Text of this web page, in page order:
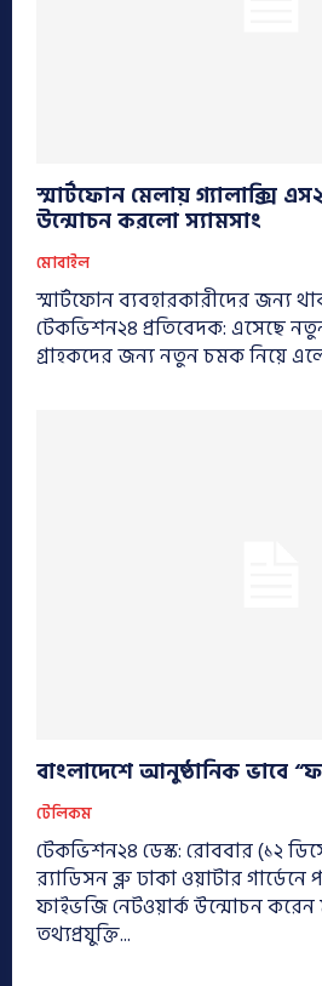
স্মার্টফোন মেলায় গ্যালাক্সি
উন্মোচন করলো স্যামসাং
মোবাইল
স্মার্টফোন ব্যবহারকারীদের জন্য
টেকভিশন২৪ প্রতিবেদক: এসেছে
গ্রাহকদের জন্য নতুন চমক নিয়ে
বাংলাদেশে আনুষ্ঠানিক ভাবে
টেলিকম
টেকভিশন২৪ ডেস্ক: রোববার (১২
র‌্যাডিসন ব্লু ঢাকা ওয়াটার
ফাইভজি নেটওয়ার্ক উন্মোচন করেন
তথ্যপ্রযুক্তি...